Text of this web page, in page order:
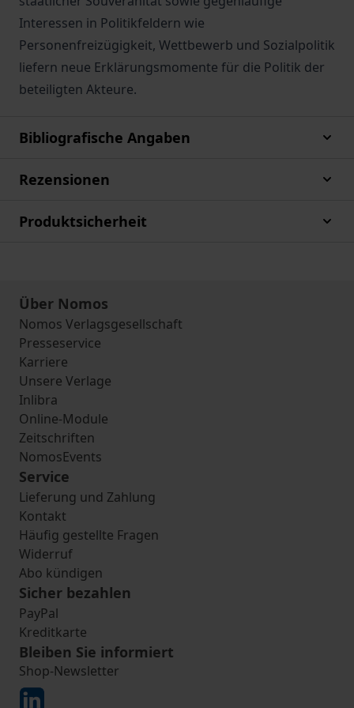
Interessen in Politikfeldern wie
Personenfreizügigkeit, Wettbewerb und Sozialpolitik
liefern neue Erklärungsmomente für die Politik der
beteiligten Akteure.
Bibliografische Angaben
Rezensionen
Produktsicherheit
Über Nomos
Nomos Verlagsgesellschaft
Presseservice
Karriere
Unsere Verlage
Inlibra
Online-Module
Zeitschriften
NomosEvents
Service
Lieferung und Zahlung
Kontakt
Häufig gestellte Fragen
Widerruf
Abo kündigen
Sicher bezahlen
PayPal
Kreditkarte
Bleiben Sie informiert
Shop-Newsletter